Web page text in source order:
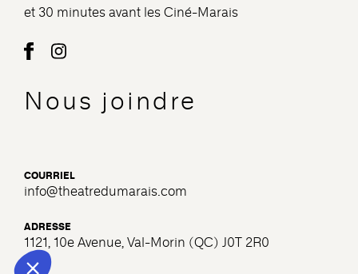
et 30 minutes avant les Ciné-Marais
Nous joindre
COURRIEL
info@theatredumarais.com
ADRESSE
1121, 10e Avenue, Val-Morin (QC) J0T 2R0